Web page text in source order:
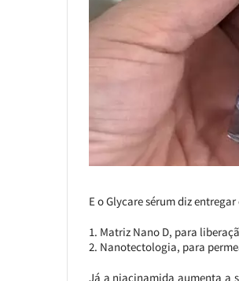
E o Glycare sérum diz
Matriz Nano D, para
Nanotectologia, para
Já a niacinamida aumenta a